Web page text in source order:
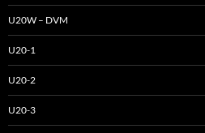
U20W – DVM
U20-1
U20-2
U20-3